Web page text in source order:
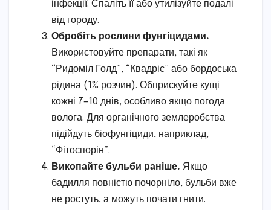
інфекції. Спаліть її або утилізуйте подалі
від городу.
Обробіть рослини фунгіцидами.
Використовуйте препарати, такі як
“Ридоміл Голд”, “Квадріс” або бордоська
рідина (1% розчин). Обприскуйте кущі
кожні 7–10 днів, особливо якщо погода
волога. Для органічного землеробства
підійдуть біофунгіциди, наприклад,
“Фітоспорін”.
Викопайте бульби раніше. Якщо
бадилля повністю почорніло, бульби вже
не ростуть, а можуть почати гнити.